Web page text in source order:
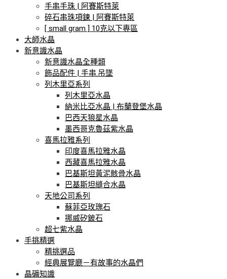
手串手珠 | 阿賽斯特萊
碎石串珠項鍊 | 阿賽斯特萊
[ small gram ] 10克以下專區
大師水晶
新意識水晶
新意識水晶全種類
飾品配件 | 手串.吊墜
列木里亞系列
列木里亞水晶
納米比亞水晶 | 布蘭登堡水晶
巴西天狼星水晶
墨西哥克魯茲紫水晶
喜馬拉雅系列
印度喜馬拉雅水晶
西藏喜馬拉雅水晶
巴基斯坦黃泥骸骨水晶
巴基斯坦縫合水晶
天地公司系列
蘇菲亞玫瑰石
挪威矽鈹石
超七紫水晶
手挑精選
精挑選品
經典展覽廳－有故事的水晶們
晶礦知識